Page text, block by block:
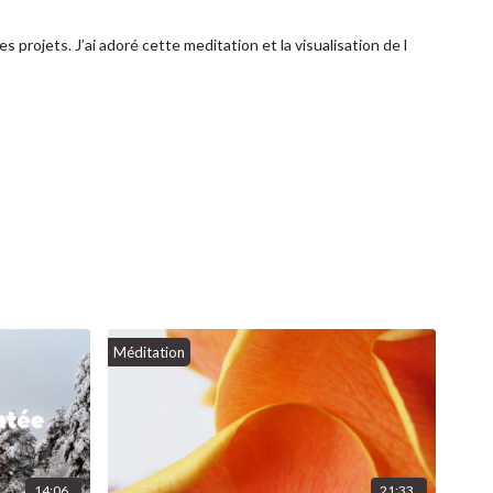
projets. J’ai adoré cette meditation et la visualisation de l
Méditation